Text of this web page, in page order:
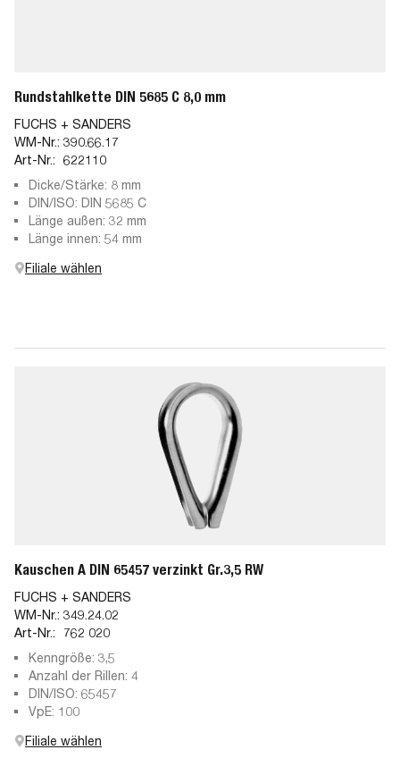
Rundstahlkette DIN 5685 C 8,0 mm
FUCHS + SANDERS
WM-Nr.: 390.66.17
Art-Nr.: 622110
Dicke/Stärke: 8 mm
DIN/ISO: DIN 5685 C
Länge außen: 32 mm
Länge innen: 54 mm
Filiale wählen
Kauschen A DIN 65457 verzinkt Gr.3,5 RW
FUCHS + SANDERS
WM-Nr.: 349.24.02
Art-Nr.:
762 020
Kenngröße: 3,5
Anzahl der Rillen: 4
DIN/ISO: 65457
VpE: 100
Filiale wählen